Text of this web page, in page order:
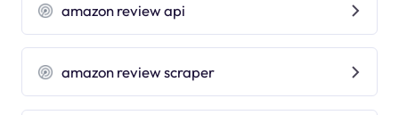
amazon review api
amazon review scraper